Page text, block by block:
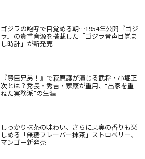
ゴジラの咆哮で目覚める朝…1954年公開『ゴジ
ラ』の貴重音源を搭載した「ゴジラ音声目覚ま
し時計」が新発売
『豊臣兄弟！』で萩原護が演じる武将・小堀正
次とは？秀長・秀吉・家康が重用、“出家を重
ねた実務派”の生涯
しっかり抹茶の味わい、さらに果実の香りも楽
しめる「無糖フレーバー抹茶」ストロベリー、
マンゴー新発売